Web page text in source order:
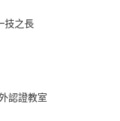
技之長
認證教室